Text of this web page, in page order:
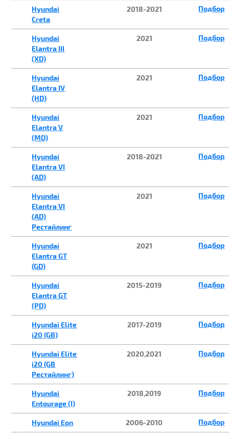
Hyundai
Creta
2018-2021 Подбор
Hyundai
Elantra III
(XD)
2021 Подбор
Hyundai
Elantra IV
(HD)
2021 Подбор
Hyundai
Elantra V
(MD)
2021 Подбор
Hyundai
Elantra VI
(AD)
2018-2021 Подбор
Hyundai
Elantra VI
(AD)
Рестайлинг
2021 Подбор
Hyundai
Elantra GT
(GD)
2021 Подбор
Hyundai
Elantra GT
(PD)
2015-2019 Подбор
Hyundai Elite
i20 (GB)
2017-2019 Подбор
Hyundai Elite
i20 (GB
Рестайлинг)
2020,2021 Подбор
Hyundai
Entourage (I)
2018,2019 Подбор
Hyundai Eon 2006-2010 Подбор